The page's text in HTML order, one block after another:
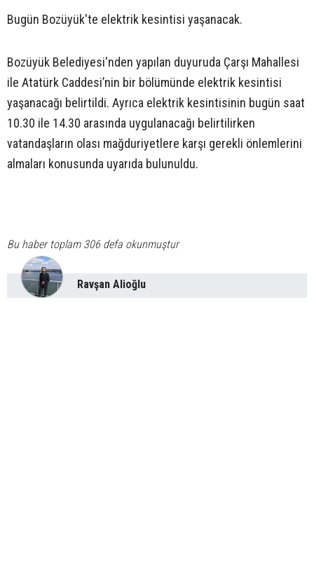
Bugün Bozüyük'te elektrik kesintisi yaşanacak.
Bozüyük Belediyesi'nden yapılan duyuruda Çarşı Mahallesi
ile Atatürk Caddesi’nin bir bölümünde elektrik kesintisi
yaşanacağı belirtildi. Ayrıca elektrik kesintisinin bugün saat
10.30 ile 14.30 arasında uygulanacağı belirtilirken
vatandaşların olası mağduriyetlere karşı gerekli önlemlerini
almaları konusunda uyarıda bulunuldu.
Bu haber toplam 306 defa okunmuştur
Ravşan Alioğlu